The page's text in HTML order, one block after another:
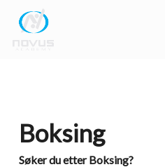
Boksing
Søker du etter Boksing?